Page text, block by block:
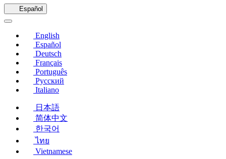
Español
English
Español
Deutsch
Français
Português
Русский
Italiano
日本語
简体中文
한국어
ไทย
Vietnamese